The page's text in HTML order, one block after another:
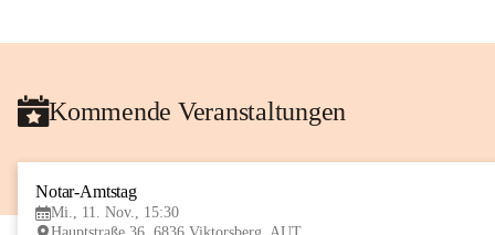
Kommende Veranstaltungen
Notar-Amtstag
Mi., 11. Nov., 15:30